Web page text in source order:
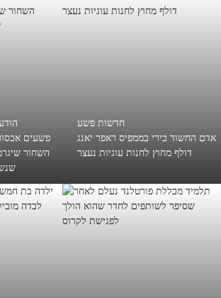
השחור
חדשות פשע
אדם החשוד בירי בממפיס ראפר יאנג
דולף מחוץ לחנות עוגיות נעצר